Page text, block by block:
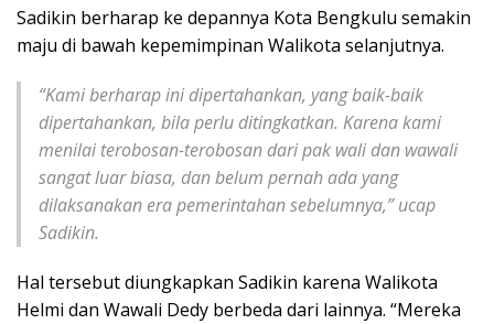
Sadikin berharap ke depannya Kota Bengkulu semakin
maju di bawah kepemimpinan Walikota selanjutnya.
“Kami berharap ini dipertahankan, yang baik-baik
dipertahankan, bila perlu ditingkatkan. Karena kami
menilai terobosan-terobosan dari pak wali dan wawali
sangat luar biasa, dan belum pernah ada yang
dilaksanakan era pemerintahan sebelumnya,” ucap
Sadikin.
Hal tersebut diungkapkan Sadikin karena Walikota
Helmi dan Wawali Dedy berbeda dari lainnya. “Mereka